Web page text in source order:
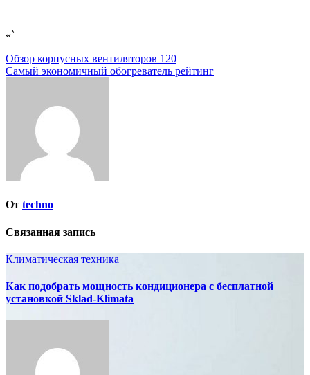
«`
Навигация
по
Обзор корпусных вентиляторов 120
Самый экономичный обогреватель рейтинг
От techno
Связанная запись
Климатическая техника
Как подобрать мощность кондиционера с бесплатной
установкой Sklad-Klimata